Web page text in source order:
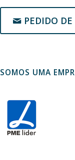
PEDIDO
SOMOS UMA